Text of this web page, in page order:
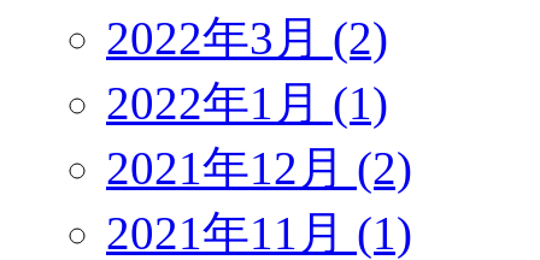
2022年3月 (2)
2022年1月 (1)
2021年12月 (2)
2021年11月 (1)